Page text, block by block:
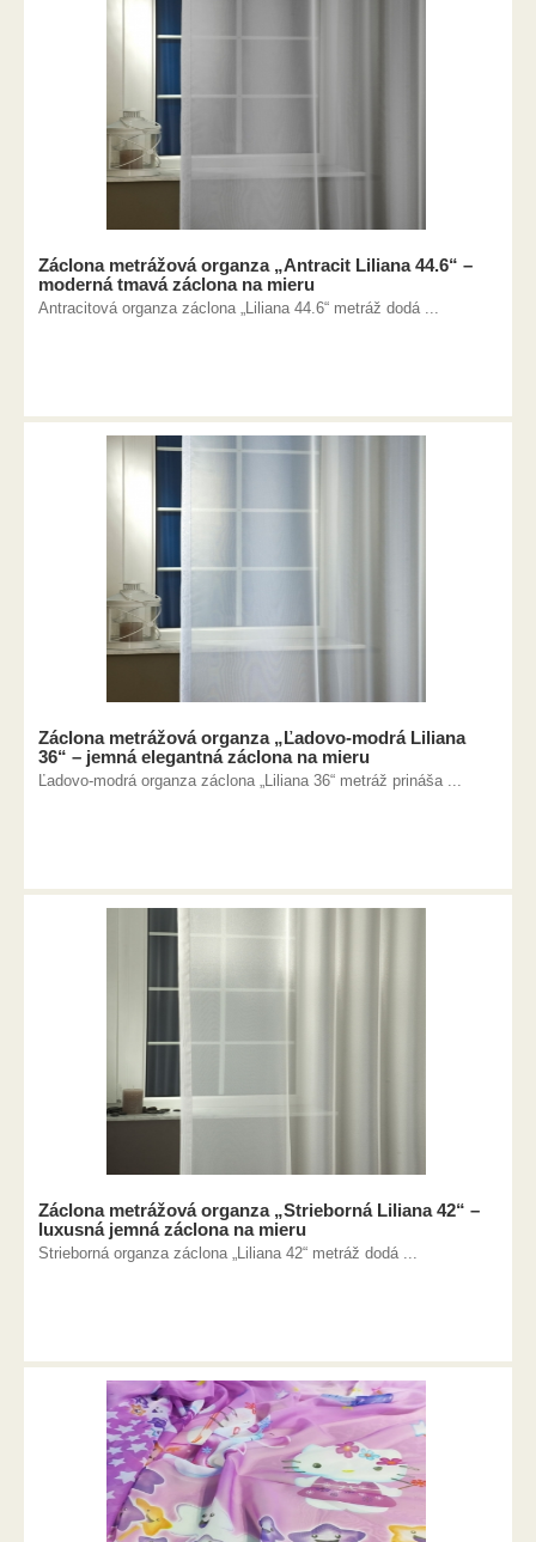
Záclona metrážová organza „Antracit Liliana 44.6“ –
moderná tmavá záclona na mieru
Antracitová organza záclona „Liliana 44.6“ metráž dodá ...
Záclona metrážová organza „Ľadovo-modrá Liliana
36“ – jemná elegantná záclona na mieru
Ľadovo-modrá organza záclona „Liliana 36“ metráž prináša ...
Záclona metrážová organza „Strieborná Liliana 42“ –
luxusná jemná záclona na mieru
Strieborná organza záclona „Liliana 42“ metráž dodá ...